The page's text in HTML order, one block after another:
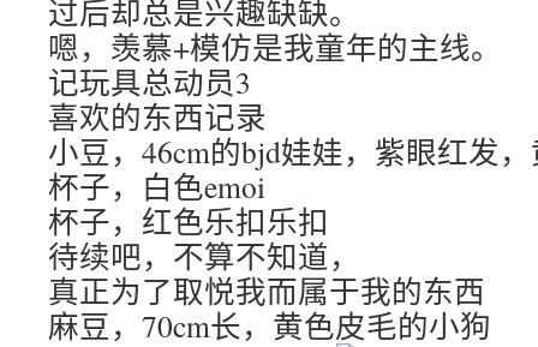
过后却总是兴趣缺缺。
嗯，羡慕+模仿是我童年的主线。
记玩具总动员3
喜欢的东西记录
小豆，46cm的bjd娃娃，紫眼红发
杯子，白色emoi
杯子，红色乐扣乐扣
待续吧，不算不知道，
真正为了取悦我而属于我的东西
麻豆，70cm长，黄色皮毛的小狗